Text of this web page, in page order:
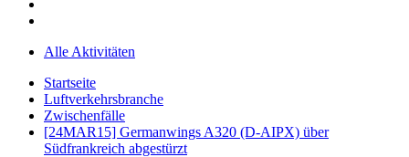
Alle Aktivitäten
Startseite
Luftverkehrsbranche
Zwischenfälle
[24MAR15] Germanwings A320 (D-AIPX) über
Südfrankreich abgestürzt